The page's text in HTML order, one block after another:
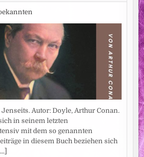
Autor: Doyle, Arthur Conan.
in seinem letzten
mit dem so genannten
in diesem Buch beziehen sich
[...]